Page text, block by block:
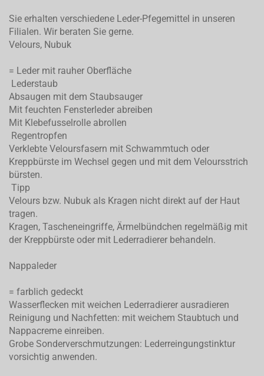
Sie erhalten verschiedene Leder-Pfegemittel in unseren
Filialen. Wir beraten Sie gerne.
Velours, Nubuk
= Leder mit rauher Oberfläche
Lederstaub
Absaugen mit dem Staubsauger
Mit feuchten Fensterleder abreiben
Mit Klebefusselrolle abrollen
Regentropfen
Verklebte Veloursfasern mit Schwammtuch oder
Kreppbürste im Wechsel gegen und mit dem Veloursstrich
bürsten.
Tipp
Velours bzw. Nubuk als Kragen nicht direkt auf der Haut
tragen.
Kragen, Tascheneingriffe, Ärmelbündchen regelmäßig mit
der Kreppbürste oder mit Lederradierer behandeln.
Nappaleder
= farblich gedeckt
Wasserflecken mit weichen Lederradierer ausradieren
Reinigung und Nachfetten: mit weichem Staubtuch und
Nappacreme einreiben.
Grobe Sonderverschmutzungen: Lederreingungstinktur
vorsichtig anwenden.